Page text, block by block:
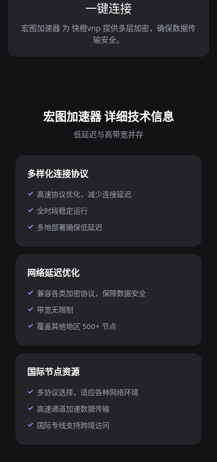
一键连接
宏图加速器 为 快橙vnp 提供多层加密，确保数据传
输安全。
宏图加速器 详细技术信息
低延迟与高带宽并存
多样化连接协议
高速协议优化，减少连接延迟
全时段稳定运行
多地部署确保低延迟
网络延迟优化
兼容各类加密协议，保障数据安全
带宽无限制
覆盖其他地区 500+ 节点
国际节点资源
多协议选择，适应各种网络环境
高速通道加速数据传输
国际专线支持跨境访问